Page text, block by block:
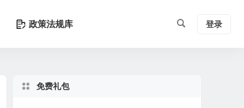
政策法规库 登录
免费礼包